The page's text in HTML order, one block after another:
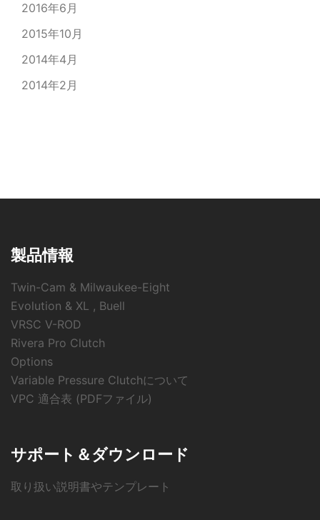
2016年6月
2015年10月
2014年4月
2014年2月
製品情報
Twin-Cam & Milwaukee-Eight
Evolution & XL , Buell
VRSC V-ROD
Rivera Pro Clutch
Options
Variable Pressure Clutchについて
VPC 適合表 (PDFファイル)
サポート＆ダウンロード
取り扱い説明書やテンプレート